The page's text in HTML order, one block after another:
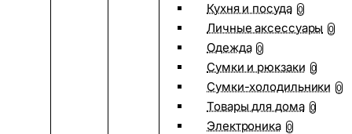
Кухня и посуда 0
Личные аксессуары 0
Одежда 0
Сумки и рюкзаки 0
Сумки-холодильники 0
Товары для дома 0
Электроника 0